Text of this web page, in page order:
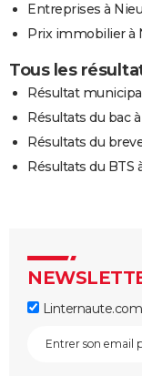
Entreprises à
Prix immobilier à
Tous les
Résultat
Résultats du bac
Résultats du
Résultats du BTS
Linternaute.com